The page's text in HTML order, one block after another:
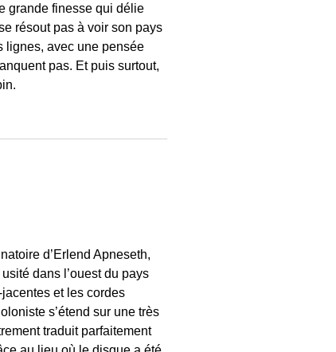
grande finesse qui délie
résout pas à voir son pays
lignes, avec une pensée
pas. Et puis surtout,
d’Erlend Apneseth,
dans l’ouest du pays
et les cordes
s’étend sur une très
traduit parfaitement